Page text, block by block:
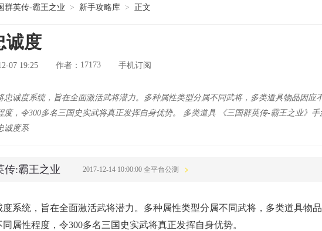
群英传-霸王之业 > 新手攻略库 > 正文
诚度
07 19:25 作者： 17173 手机订阅
忠诚度系统，旨在全面激活武将潜力。多种属性类型分属不同武将，多类道具物品因
度，令300多名三国史实武将真正发挥自身优势。 多类道具 《三国群英传-霸王之业》
诚度系
传:霸王之业 2017-12-14 10:00:00 全平台公测
度系统，旨在全面激活武将潜力。多种属性类型分属不同武将，多类道具物
属性程度，令300多名三国史实武将真正发挥自身优势。